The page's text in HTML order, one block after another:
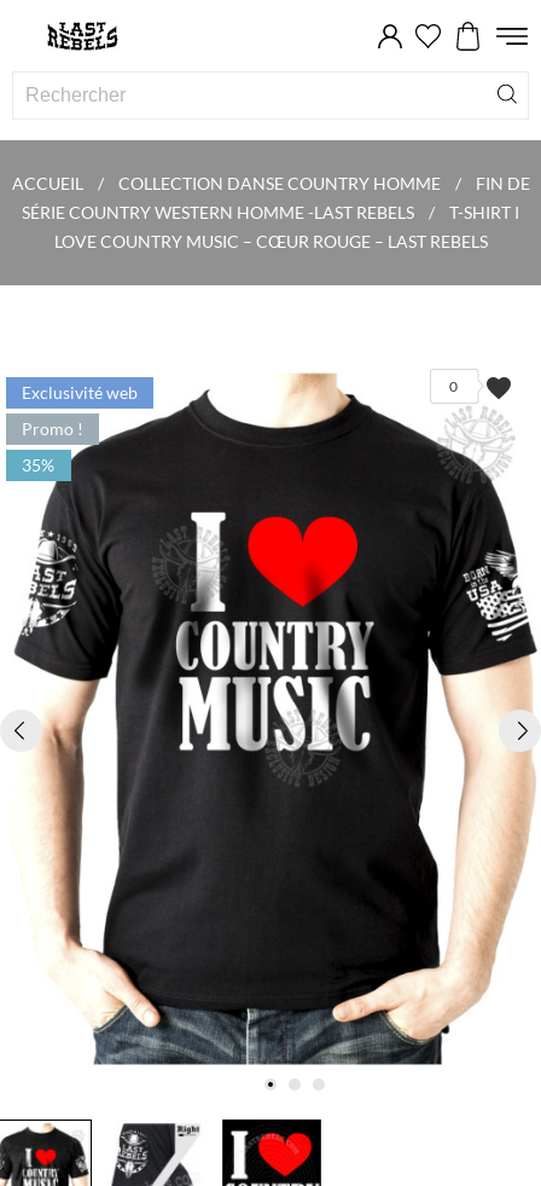
ACCUEIL COLLECTION DANSE COUNTRY HOMME
FIN DE
SÉRIE COUNTRY WESTERN HOMME -LAST REBELS
T-SHIRT I
LOVE COUNTRY MUSIC – CŒUR ROUGE – LAST REBELS
favorite
0
Exclusivité web
Promo !
35%